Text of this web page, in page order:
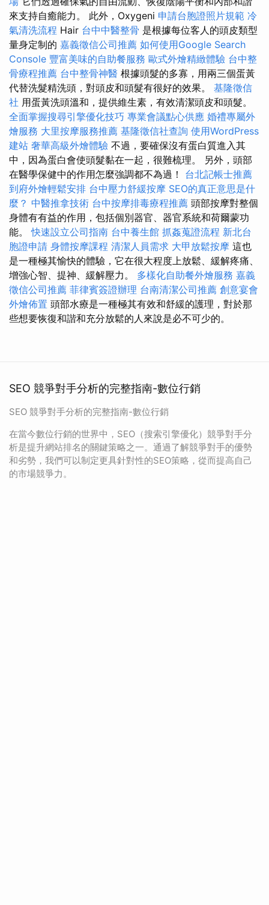
來支持自癒能力。 此外，Oxygeni 申請台胞證照片規範 冷
氣清洗流程 Hair 台中中醫整骨 是根據每位客人的頭皮類型
量身定制的 嘉義徵信公司推薦 如何使用Google Search
Console 豐富美味的自助餐服務 歐式外燴精緻體驗 台中整
骨療程推薦 台中整骨神醫 根據頭髮的多寡，用兩三個蛋黃
代替洗髮精洗頭，對頭皮和頭髮有很好的效果。 基隆徵信
社 用蛋黃洗頭溫和，提供維生素，有效清潔頭皮和頭髮。
全面掌握搜尋引擎優化技巧 專業會議點心供應 婚禮專屬外
燴服務 大里按摩服務推薦 基隆徵信社查詢 使用WordPress
建站 奢華高級外燴體驗 不過，要確保沒有蛋白質進入其
中，因為蛋白會使頭髮黏在一起，很難梳理。 另外，頭部
在醫學保健中的作用怎麼強調都不為過！ 台北記帳士推薦
到府外燴輕鬆安排 台中壓力舒緩按摩 SEO的真正意思是什
麼？ 中醫推拿技術 台中按摩排毒療程推薦 頭部按摩對整個
身體有有益的作用，包括個別器官、器官系統和荷爾蒙功
能。快速設立公司指南 台中養生館 抓姦蒐證流程 新北台
胞證申請 身體按摩課程 清潔人員需求 大甲放鬆按摩 這也
是一種極其愉快的體驗，它在很大程度上放鬆、緩解疼痛、
增強心智、提神、緩解壓力。 多樣化自助餐外燴服務 嘉義
徵信公司推薦 菲律賓簽證辦理 台南清潔公司推薦 創意宴會
外燴佈置 頭部水療是一種極其有效和舒緩的護理，對於那
些想要恢復和諧和充分放鬆的人來說是必不可少的。
SEO 競爭對手分析的完整指南-數位行銷
SEO 競爭對手分析的完整指南-數位行銷
在當今數位行銷的世界中，SEO（搜索引擎優化）競爭對手分
析是提升網站排名的關鍵策略之一。通過了解競爭對手的優勢
和劣勢，我們可以制定更具針對性的SEO策略，從而提高自己
的市場競爭力。